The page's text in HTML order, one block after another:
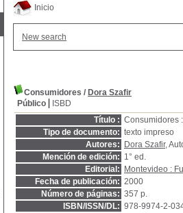
Inicio
New search
Consumidores / Dora Szafir
Público
ISBD
Título : Consumidores
Tipo de documento: texto impreso
Autores:
Dora Szafir,
Mención de edición: 1° ed.
Editorial:
Montevideo :
Fecha de publicación: 2000
Número de páginas: 357 p.
ISBN/ISSN/DL: 978-9974-2-